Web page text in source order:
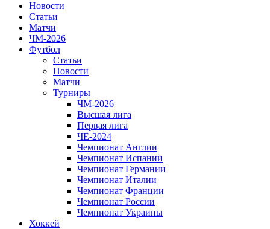
Новости
Статьи
Матчи
ЧМ-2026
Футбол
Статьи
Новости
Матчи
Турниры
ЧМ-2026
Высшая лига
Первая лига
ЧЕ-2024
Чемпионат Англии
Чемпионат Испании
Чемпионат Германии
Чемпионат Италии
Чемпионат Франции
Чемпионат России
Чемпионат Украины
Хоккей